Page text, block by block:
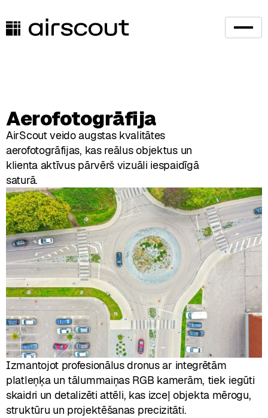
Aerofotogrāfija
AirScout veido augstas kvalitātes
aerofotogrāfijas, kas reālus objektus un
klienta aktīvus pārvērš vizuāli iespaidīgā
saturā.
Izmantojot profesionālus dronus ar integrētām
platleņķa un tālummaiņas RGB kamerām, tiek iegūti
skaidri un detalizēti attēli, kas izceļ objekta mērogu,
struktūru un projektēšanas precizitāti.